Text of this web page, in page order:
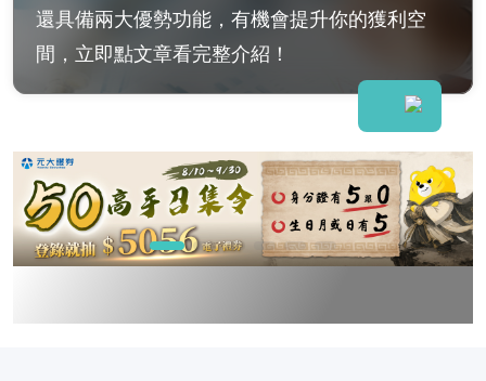
還具備兩大優勢功能，有機會提升你的獲利空
間，立即點文章看完整介紹！